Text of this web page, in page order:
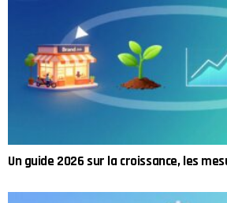
Un guide 2026 sur la croissance, les